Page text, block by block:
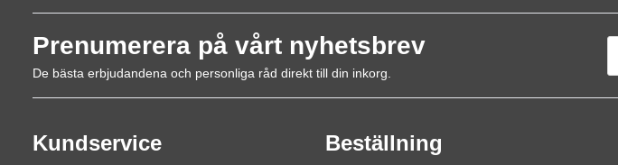
Prenumerera på vårt nyhetsbrev
De bästa erbjudandena och personliga råd direkt till din inkorg.
Kundservice Beställning